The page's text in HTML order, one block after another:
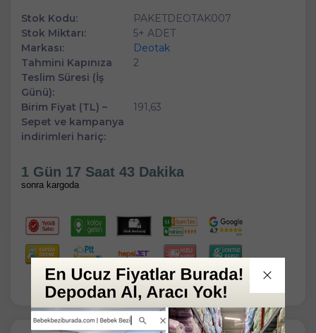
Stok Kodu:
PAKETDEOTAK007
Stok Miktarı:
5+ ADET
Markası:
Deotak
Tahmini Kapınıza
Teslim Süresi (İş
Günü):
2
Birim Fiyat (TL) –
Sepet ve kampanya
indirimleri hariç:
191,63
1 Gün 17 Saat 43 Dakika
sonra kargoda